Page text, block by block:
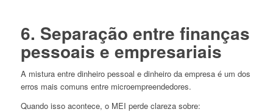
6. Separação entre finanças
pessoais e empresariais
A mistura entre dinheiro pessoal e dinheiro da empresa é um dos
erros mais comuns entre microempreendedores.
Quando isso acontece, o MEI perde clareza sobre: